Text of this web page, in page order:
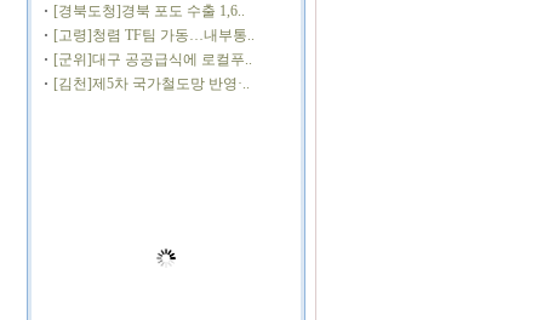
[경북도청]경북 포도 수출 1,6..
[고령]청렴 TF팀 가동…내부통..
[군위]대구 공공급식에 로컬푸..
[김천]제5차 국가철도망 반영·..